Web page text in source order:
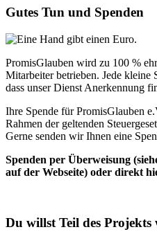
Gutes Tun und Spenden
PromisGlauben wird zu 100 %
Mitarbeiter betrieben. Jede kleine
dass unser Dienst Anerkennung
Ihre Spende für PromisGlauben
Rahmen der geltenden
Gerne senden wir Ihnen eine
Spenden per Überweisung
auf der Webseite) oder direkt
Du willst Teil des Projekts